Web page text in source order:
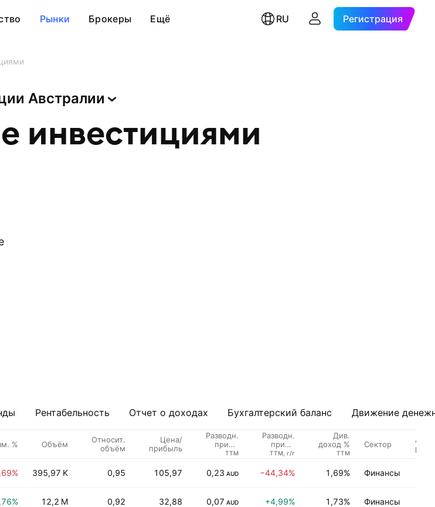
Рынки Брокеры Ещё RU Регистрация
Австралии
инвестициями
Рентабельность Отчет о доходах Бухгалтерский баланс Движение
% Объём
Относит.
объём
Цена/
прибыль
Разводн.
приб./
акцию
TTM
Разводн.
приб./
акцию,
TTM, г/г
Див.
доход %
TTM
Сектор
395,97 K 0,95 105,97 0,23 AUD −44,34% 1,69% Финансы
12,2 M 0,92 32,88 0,07 AUD +4,99% 1,73% Финансы